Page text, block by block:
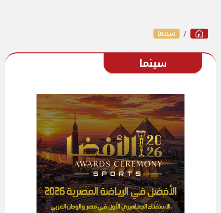
سينما
سينما